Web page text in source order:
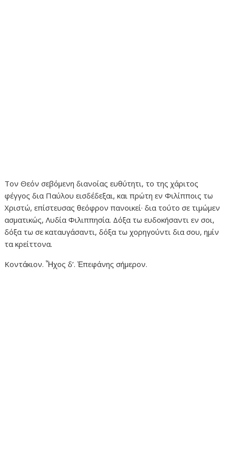
Τον Θεόν σεβόμενη διανοίας ευθύτητι, το της χάριτος
φέγγος δια Παύλου εισδέδεξαι, και πρώτη εν Φιλίπποις τω
Χριστώ, επίστευσας θεόφρον πανοικεί· δια τούτο σε τιμώμεν
ασματικώς, Λυδία Φιλιππησία. Δόξα τω ευδοκήσαντι εν σοι,
δόξα τω σε καταυγάσαντι, δόξα τω χορηγούντι δια σου, ημίν
τα κρείττονα.
Κοντάκιον. Ἦχος δ’. Ἐπεφάνης σήμερον.